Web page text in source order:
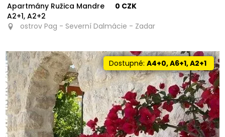
Apartmány Ružica Mandre
A2+1, A2+2
0 CZK
ostrov Pag - Severní Dalmácie - Zadar
Dostupné:A4+0, A6+1, A2+1